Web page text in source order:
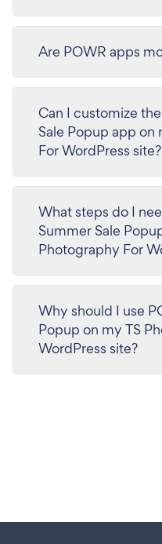
Are POWR apps
Can I customize
Sale Popup app on
For WordPress site?
What steps do I
Summer Sale
Photography For
Why should I use
Popup on my TS
WordPress site?